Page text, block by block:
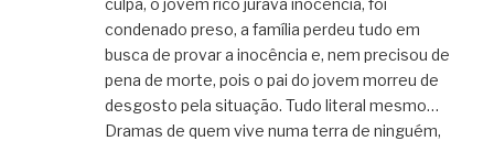
condenado preso, a família perdeu tudo em
busca de provar a inocência e, nem precisou de
pena de morte, pois o pai do jovem morreu de
desgosto pela situação. Tudo literal mesmo…
Dramas de quem vive numa terra de ninguém,